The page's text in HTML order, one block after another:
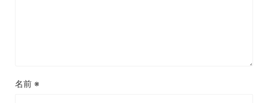
名前 ※